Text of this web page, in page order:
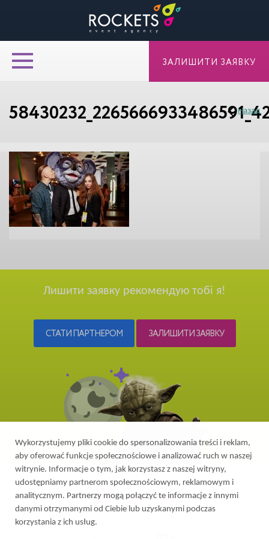
Назад
Лишити заявку рекомендую тобі я!
СТАТИ ПАРТНЕРОМ ЗАЛИШИТИ ЗАЯВКУ
2026 © Усі права захищено
ЗАЛИШИТИ ЗАЯВКУ
Wykorzystujemy pliki cookie do spersonalizowania treści i reklam,
aby oferować funkcje społecznościowe i analizować ruch w naszej
witrynie. Informacje o tym, jak korzystasz z naszej witryny,
udostępniamy partnerom społecznościowym, reklamowym i
analitycznym. Partnerzy mogą połączyć te informacje z innymi
danymi otrzymanymi od Ciebie lub uzyskanymi podczas
korzystania z ich usług.